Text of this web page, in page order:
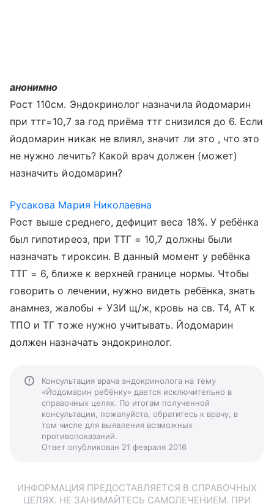
анонимно
Рост 110см. Эндокринолог назначила йодомарин
при ттг=10,7 за год приёма ттг снизился до 6. Если
йодомарин никак не влиял, значит ли это , что это
не нужно лечить? Какой врач должен (может)
назначить йодомарин?
Русакова Мария Николаевна
Рост выше среднего, дефицит веса 18%. У ребёнка
был гипотиреоз, при ТТГ = 10,7 должны были
назначать тироксин. В данный момент у ребёнка
ТТГ = 6, ближе к верхней границе нормы. Чтобы
говорить о лечении, нужно видеть ребёнка, знать
анамнез, жалобы + УЗИ щ/ж, кровь на св. Т4, АТ к
ТПО и ТГ тоже нужно учитывать. Йодомарин
должен назначать эндокринолог.
Консультация врача эндокринолога на тему
«Йодомарин ребёнку» дается исключительно в
справочных целях. По итогам полученной
консультации, пожалуйста, обратитесь к врачу, в
том числе для выявления возможных
противопоказаний.
Ответ опубликован 21 февраля 2016
ИНФОРМАЦИЯ ПРЕДОСТАВЛЯЕТСЯ В СПРАВОЧНЫХ
ЦЕЛЯХ. НЕ ЗАНИМАЙТЕСЬ САМОЛЕЧЕНИЕМ. ПРИ